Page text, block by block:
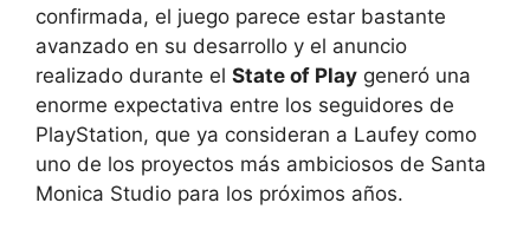
confirmada, el juego parece estar bastante
avanzado en su desarrollo y el anuncio
realizado durante el State of Play generó una
enorme expectativa entre los seguidores de
PlayStation, que ya consideran a Laufey como
uno de los proyectos más ambiciosos de Santa
Monica Studio para los próximos años.